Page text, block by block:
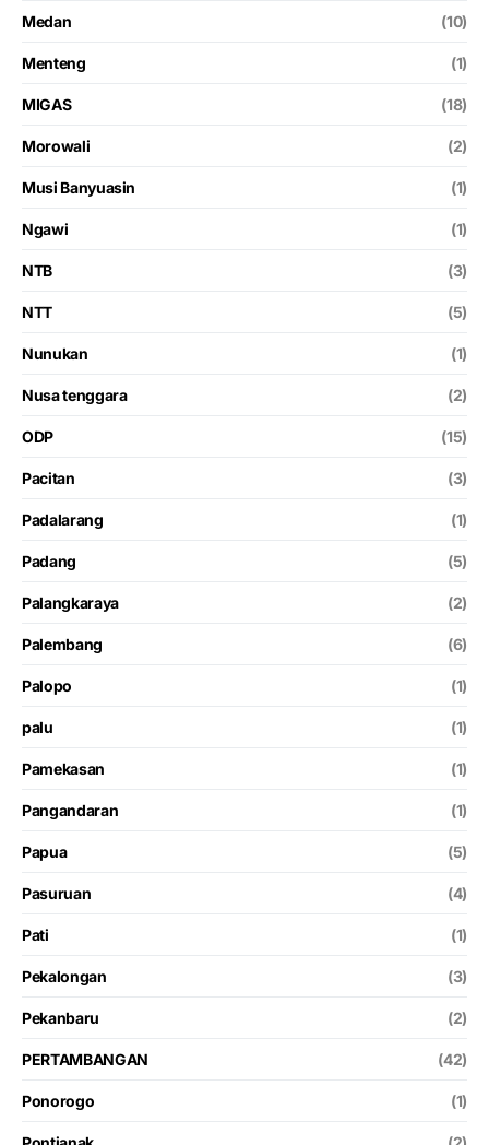
Medan (10)
Menteng (1)
MIGAS (18)
Morowali (2)
Musi Banyuasin (1)
Ngawi (1)
NTB (3)
NTT (5)
Nunukan (1)
Nusa tenggara (2)
ODP (15)
Pacitan (3)
Padalarang (1)
Padang (5)
Palangkaraya (2)
Palembang (6)
Palopo (1)
palu (1)
Pamekasan (1)
Pangandaran (1)
Papua (5)
Pasuruan (4)
Pati (1)
Pekalongan (3)
Pekanbaru (2)
PERTAMBANGAN (42)
Ponorogo (1)